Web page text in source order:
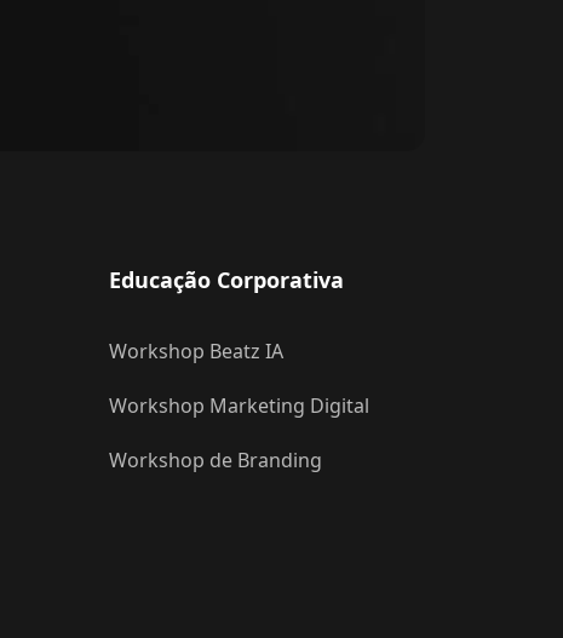
Educação Corporativa
Workshop Beatz IA
Workshop Marketing Digital
Workshop de Branding